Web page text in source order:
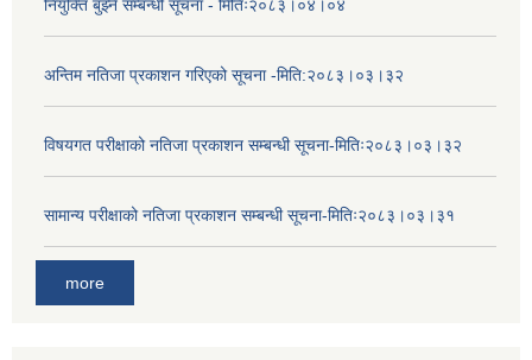
नियुक्ति बुझ्ने सम्बन्धी सूचना - मितिः२०८३।०४।०४
अन्तिम नतिजा प्रकाशन गरिएको सूचना -मिति:२०८३।०३।३२
विषयगत परीक्षाको नतिजा प्रकाशन सम्बन्धी सूचना-मितिः२०८३।०३।३२
सामान्य परीक्षाको नतिजा प्रकाशन सम्बन्धी सूचना-मितिः२०८३।०३।३१
more